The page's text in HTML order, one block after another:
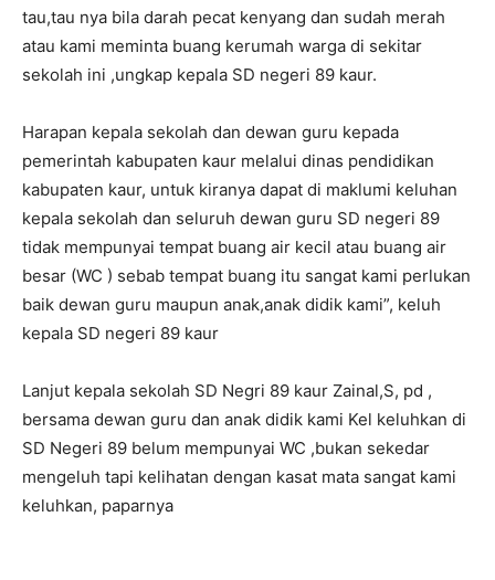
tau,tau nya bila darah pecat kenyang dan sudah merah
atau kami meminta buang kerumah warga di sekitar
sekolah ini ,ungkap kepala SD negeri 89 kaur.
Harapan kepala sekolah dan dewan guru kepada
pemerintah kabupaten kaur melalui dinas pendidikan
kabupaten kaur, untuk kiranya dapat di maklumi keluhan
kepala sekolah dan seluruh dewan guru SD negeri 89
tidak mempunyai tempat buang air kecil atau buang air
besar (WC ) sebab tempat buang itu sangat kami perlukan
baik dewan guru maupun anak,anak didik kami”, keluh
kepala SD negeri 89 kaur
Lanjut kepala sekolah SD Negri 89 kaur Zainal,S, pd ,
bersama dewan guru dan anak didik kami Kel keluhkan di
SD Negeri 89 belum mempunyai WC ,bukan sekedar
mengeluh tapi kelihatan dengan kasat mata sangat kami
keluhkan, paparnya